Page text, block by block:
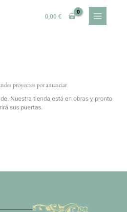
0,00€
proyectos por anunciar
Nuestra tienda está en obras y pronto
sus puertas.